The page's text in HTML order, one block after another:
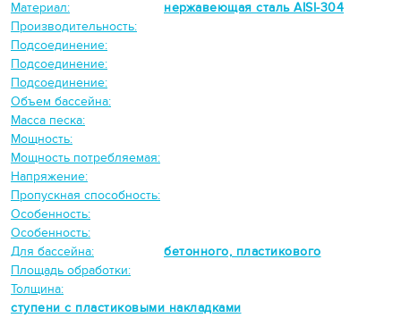
Материал:
нержавеющая сталь AISI-304
Производительность:
Подсоединение:
Подсоединение:
Подсоединение:
Объем бассейна:
Масса песка:
Мощность:
Мощность потребляемая:
Напряжение:
Пропускная способность:
Особенность:
Особенность:
Для бассейна:
бетонного, пластикового
Площадь обработки:
Толщина:
ступени с пластиковыми накладками